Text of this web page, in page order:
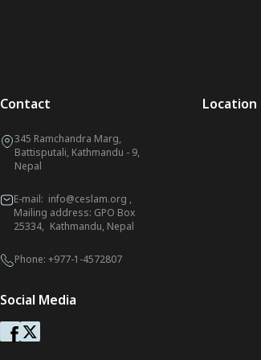
Contact
345 Ramchandra Marg,
Battisputali, Kathmandu - 9,
Nepal
E-mail: info@ceslam.org ,
Mailing address: GPO Box
25334, Kathmandu, Nepal
Phone: +977-1-4572807
Social Media
Location